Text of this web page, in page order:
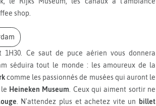
shop.
1H30. Ce saut de puce aérien vous donnera
séduira tout le monde : les amoureux de la
comme les passionnés de musées qui auront le
Heineken Museum . Ceux qui aiment sortir ne
. N'attendez plus et achetez vite un billet